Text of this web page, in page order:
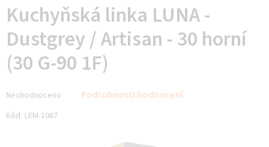
Kuchyňská linka LUNA -
Dustgrey / Artisan - 30 horní
(30 G-90 1F)
hodnocení
produktu
Neohodnoceno Podrobnosti hodnocení
Kód: LEM-1067